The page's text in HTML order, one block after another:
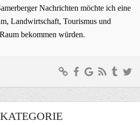
Nachrichten möchte ich eine
Landwirtschaft, Tourismus und
bekommen würden.